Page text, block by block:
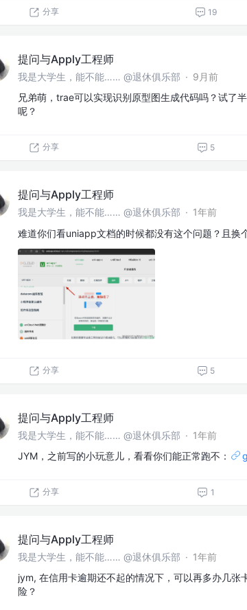
分享 19
提问与Apply工程师
我是大学生，能不能…… @退休俱乐部 · 9月前
兄弟萌，trae可以实现识别原型图生成代码吗？试了
呢？
分享 5
提问与Apply工程师
我是大学生，能不能…… @退休俱乐部 · 1年前
难道你们看uniapp文档的时候都没有这个问题？且换
分享 5
提问与Apply工程师
我是大学生，能不能…… @退休俱乐部 · 1年前
JYM，之前写的小玩意儿，看看你们能正常跑不：
分享 1
提问与Apply工程师
我是大学生，能不能…… @退休俱乐部 · 1年前
jym, 在信用卡逾期还不起的情况下，可以再多办几
险？